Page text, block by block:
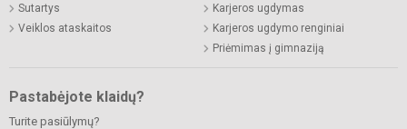
Sutartys
Veiklos ataskaitos
Karjeros ugdymas
Karjeros ugdymo renginiai
Priėmimas į gimnaziją
Pastabėjote klaidų?
Turite pasiūlymų?